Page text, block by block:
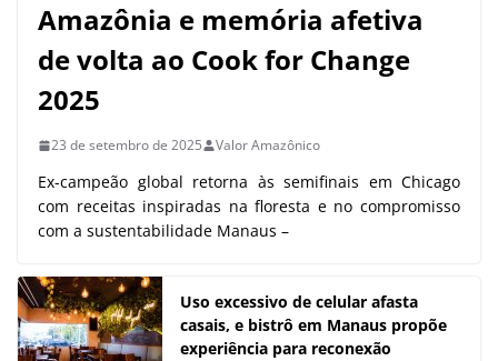
Amazônia e memória afetiva
de volta ao Cook for Change
2025
23 de setembro de 2025 Valor Amazônico
Ex-campeão global retorna às semifinais em Chicago
com receitas inspiradas na floresta e no compromisso
com a sustentabilidade Manaus –
Uso excessivo de celular afasta
casais, e bistrô em Manaus propõe
experiência para reconexão